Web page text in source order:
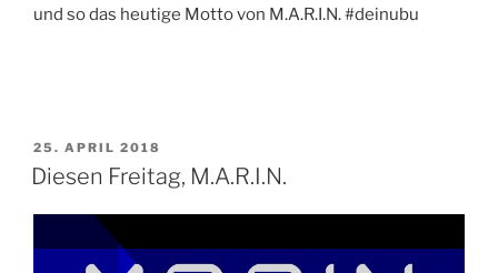
und so das heutige Motto von M.A.R.I.N. #deinubu
VERÖFFENTLICHT
AM
25. APRIL 2018
Diesen Freitag, M.A.R.I.N.